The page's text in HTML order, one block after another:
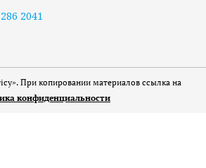
2041
При копировании материалов ссылка на
конфиденциальности